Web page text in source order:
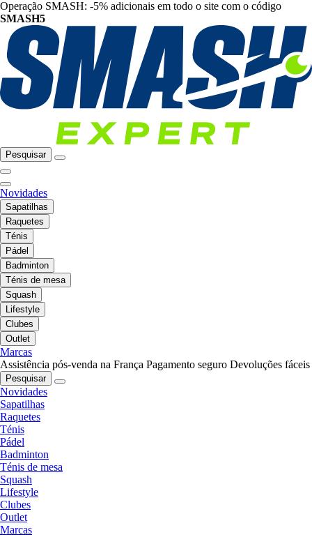
Operação SMASH: -5% adicionais em todo o site com o código
SMASH5
Pesquisar
Novidades
Sapatilhas
Raquetes
Ténis
Pádel
Badminton
Ténis de mesa
Squash
Lifestyle
Clubes
Outlet
Marcas
Assistência pós-venda na França Pagamento seguro Devoluções fáceis
Pesquisar
Novidades
Sapatilhas
Raquetes
Ténis
Pádel
Badminton
Ténis de mesa
Squash
Lifestyle
Clubes
Outlet
Marcas